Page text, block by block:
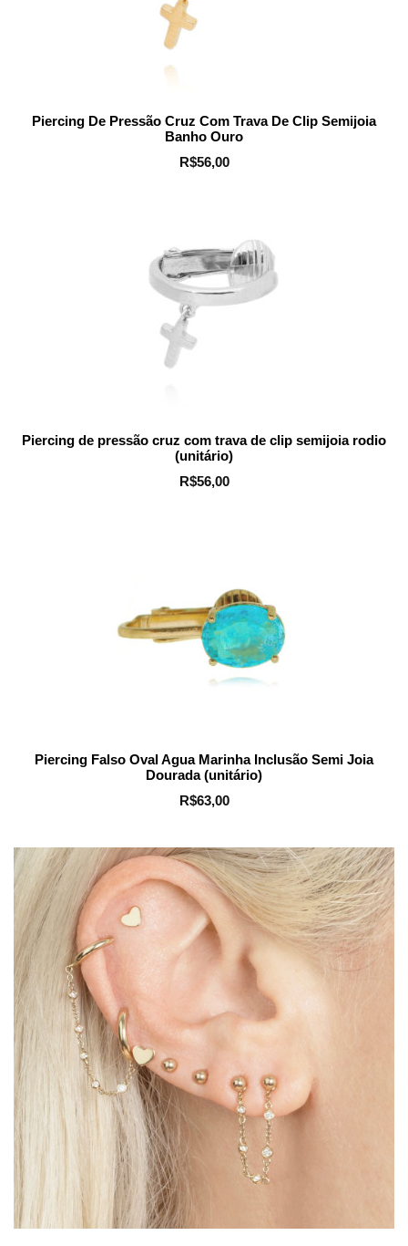
Piercing De Pressão Cruz Com Trava De Clip Semijoia
Banho Ouro
R$56,00
Piercing de pressão cruz com trava de clip semijoia rodio
(unitário)
R$56,00
Piercing Falso Oval Agua Marinha Inclusão Semi Joia
Dourada (unitário)
R$63,00